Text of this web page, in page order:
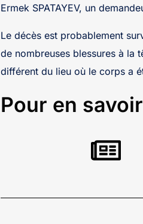
Ermek SPATAYEV, un
Le décès est probablement
de nombreuses blessures à la
différent du lieu où le corps a
Pour en